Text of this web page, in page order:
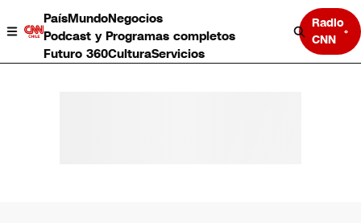
PaísMundoNegocios
Podcast y Programas completos
Futuro 360CulturaServicios
Radio
CNN